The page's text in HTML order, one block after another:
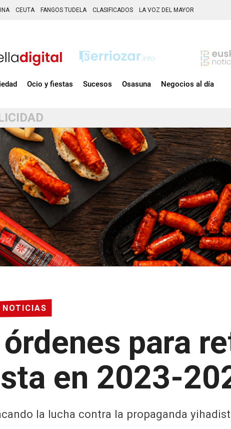
CEUTA FANGOS TUDELA CLASIFICADOS LA VOZ DEL MAYOR
Ocio y fiestas Sucesos Osasuna Negocios al día
para
en 2023-
la lucha contra la propaganda